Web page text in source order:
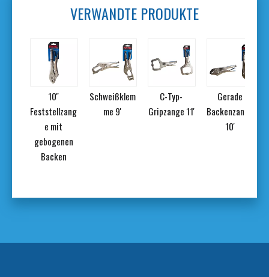
VERWANDTE PRODUKTE
10''
Feststellzang
e mit
gebogenen
Backen
Schweißklem
me 9'
C-Typ-
Gripzange 11'
Gerade
Backenzange
10'